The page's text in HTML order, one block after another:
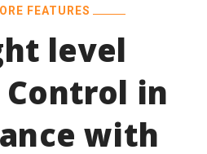
FEATURES
level
in
with